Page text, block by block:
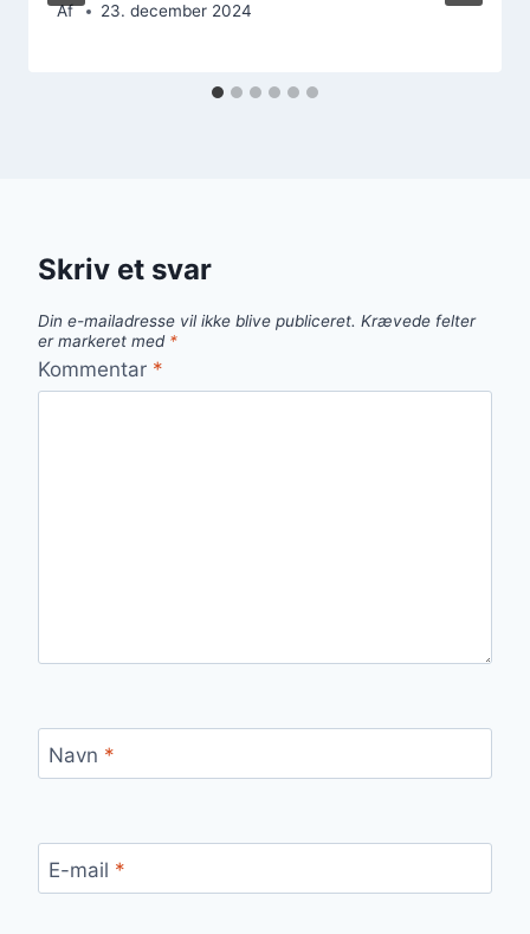
Af 23. december 2024
Skriv et svar
Din e-mailadresse vil ikke blive publiceret. Krævede felter
er markeret med *
Kommentar *
Navn *
E-mail *